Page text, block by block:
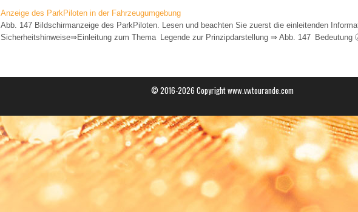
Anzeige des ParkPiloten in der Fahrzeugumgebung
Abb. 147 Bildschirmanzeige des ParkPiloten. Lesen und beachten Sie zuerst die einleitenden
Sicherheitshinweise⇒Einleitung zum Thema Legende zur Prinzipdarstellung ⇒ Abb. 147
© 2016-2026 Copyright www.vwtourande.com